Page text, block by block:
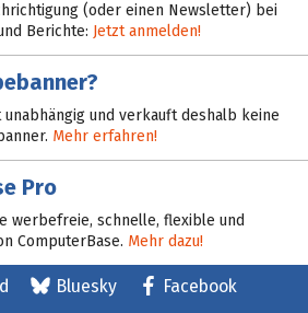
(oder einen Newsletter) bei
Berichte: Jetzt anmelden!
und verkauft deshalb keine
Mehr erfahren!
Pro
werbefreie, schnelle, flexible und
ComputerBase. Mehr dazu!
Bluesky
Facebook